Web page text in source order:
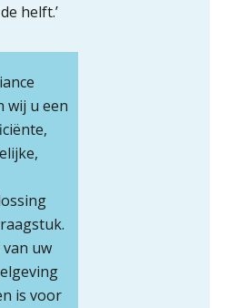
helft.’
wij u een
uw
is voor
signalen dat jouw relatiebeheer
meer werkt (en hoe je dat oplost)
Fusies en overnames | Met
waardebepalingen bedrijfsadvies
bij de ondernemer
Wwft naar AMLR: wat verandert
in 2027?